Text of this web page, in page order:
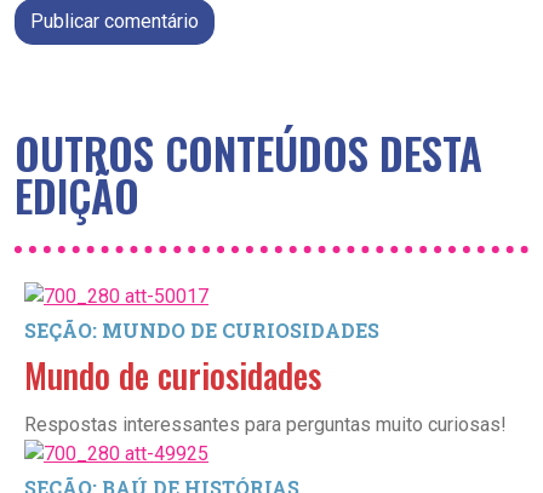
Publicar comentário
OUTROS CONTEÚDOS DESTA
EDIÇÃO
SEÇÃO: MUNDO DE CURIOSIDADES
Mundo de curiosidades
Respostas interessantes para perguntas muito curiosas!
SEÇÃO: BAÚ DE HISTÓRIAS